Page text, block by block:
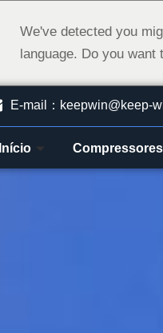
We've detected you
language. Do you want
E-mail：keepwin@keep-
Início Compressores